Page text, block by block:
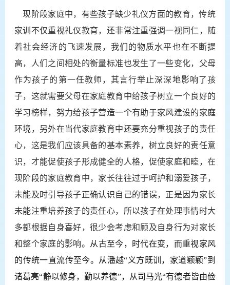
现阶段家庭中，有些孩子缺少礼仪方面的教育，传统
家训不仅重视礼仪教育，还非常注重强调一视同仁，随
着社会经济的飞速发展，我们的物质水平也在不断提
高，人们之间相处的衡量标准也发生了一些变化，父母
作为孩子的第一任教师，其言行举止深深地影响了孩
子，这就需要父母在家庭教育中给孩子树立一个良好的
学习榜样，努力给孩子营造一个有助于家风建设的家庭
环境，另外在当代家庭教育中还要充分重视孩子的责任
心，这是我们应该具备的基本素养，树立良好的责任意
识，才能促使孩子形成健全的人格，促使家庭和睦，在
现阶段的家庭教育中，家长往往过于呵护和溺爱孩子，
未能及时引导孩子正确认识自己的错误，正是因为家长
未能注重培养孩子的责任心，所以孩子在处理事情时大
多都根据自身喜好，很少会考虑和顾及自身行为对家长
和整个家庭的影响。
从古至今，时代在变，而重视家风
的传统一直流传至今。从潘越“义方既训，家道颖颖”到
诸葛亮“静以修身，勤以养德”，从司马光“有德者皆由俭